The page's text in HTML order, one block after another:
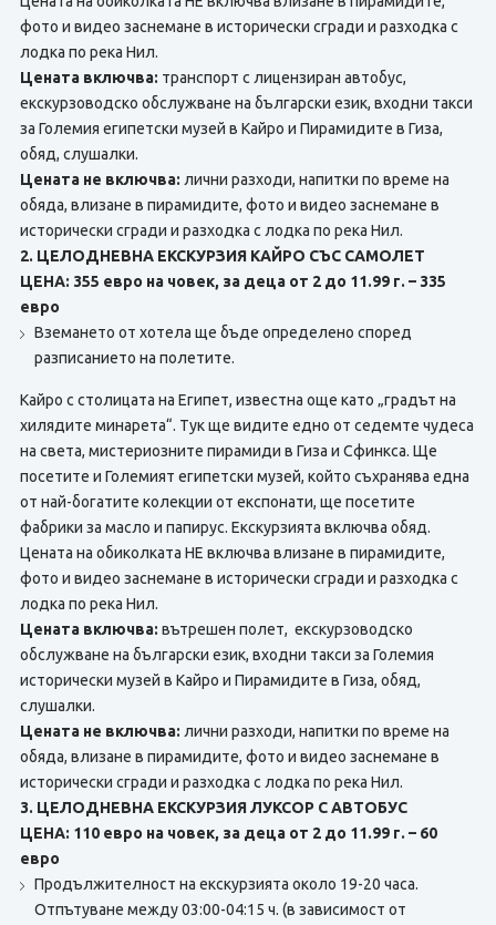
фото и видео заснемане в исторически сгради и разходка с
лодка по река Нил.
Цената включва: транспорт с лицензиран автобус,
екскурзоводско обслужване на български език, входни такси
за Големия египетски музей в Кайро и Пирамидите в Гиза,
обяд, слушалки.
Цената не включва: лични разходи, напитки по време на
обяда, влизане в пирамидите, фото и видео заснемане в
исторически сгради и разходка с лодка по река Нил.
2. ЦЕЛОДНЕВНА ЕКСКУРЗИЯ КАЙРО СЪС САМОЛЕТ
ЦЕНА: 355 евро на човек, за деца от 2 до 11.99 г. – 335
евро
Вземането от хотела ще бъде определено според
разписанието на полетите.
Кайро с столицата на Египет, известна още като „градът на
хилядите минарета“. Тук ще видите едно от седемте чудеса
на света, мистериозните пирамиди в Гиза и Сфинкса. Ще
посетите и Големият египетски музей, който съхранява една
от най-богатите колекции от експонати, ще посетите
фабрики за масло и папирус. Екскурзията включва обяд.
Цената на обиколката НЕ включва влизане в пирамидите,
фото и видео заснемане в исторически сгради и разходка с
лодка по река Нил.
Цената включва: вътрешен полет, екскурзоводско
обслужване на български език, входни такси за Големия
исторически музей в Кайро и Пирамидите в Гиза, обяд,
слушалки.
Цената не включва: лични разходи, напитки по време на
обяда, влизане в пирамидите, фото и видео заснемане в
исторически сгради и разходка с лодка по река Нил.
3. ЦЕЛОДНЕВНА ЕКСКУРЗИЯ ЛУКСОР С АВТОБУС
ЦЕНА: 110 евро на човек, за деца от 2 до 11.99 г. – 60
евро
Продължителност на екскурзията около 19-20 часа.
Отпътуване между 03:00-04:15 ч. (в зависимост от